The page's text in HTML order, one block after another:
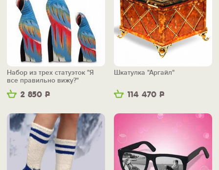
2 850 Р
Набор из трех статуэток "Я
все правильно вижу?"
114 470 Р
Шкатулка "Аргайл"